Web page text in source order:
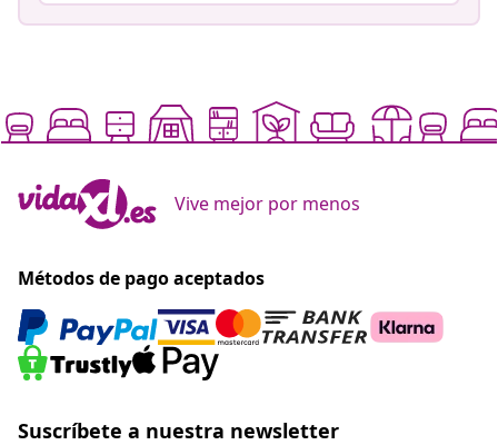
Vive mejor por menos
Métodos de pago aceptados
Suscríbete a nuestra newsletter